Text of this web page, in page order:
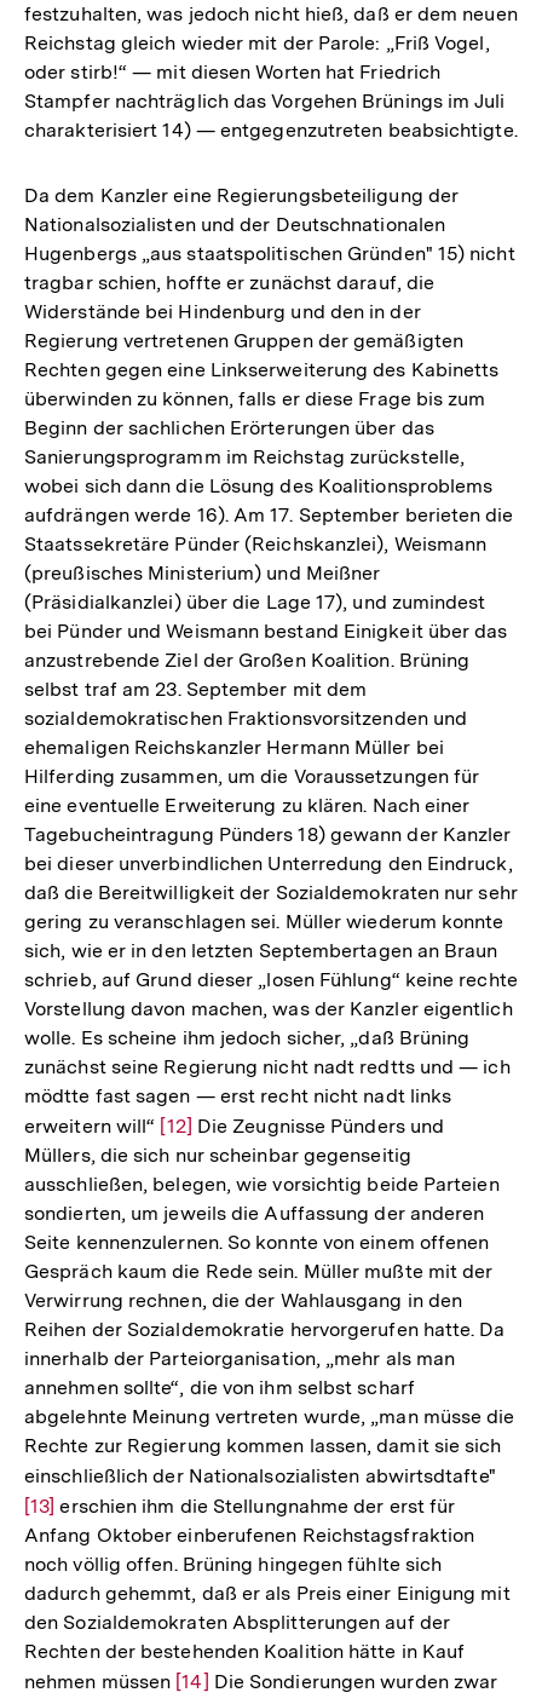
festzuhalten, was jedoch nicht hieß, daß er dem neuen
Reichstag gleich wieder mit der Parole: „Friß Vogel,
oder stirb!“ — mit diesen Worten hat Friedrich
Stampfer nachträglich das Vorgehen Brünings im Juli
charakterisiert 14) — entgegenzutreten beabsichtigte.
Da dem Kanzler eine Regierungsbeteiligung der
Nationalsozialisten und der Deutschnationalen
Hugenbergs „aus staatspolitischen Gründen" 15) nicht
tragbar schien, hoffte er zunächst darauf, die
Widerstände bei Hindenburg und den in der
Regierung vertretenen Gruppen der gemäßigten
Rechten gegen eine Linkserweiterung des Kabinetts
überwinden zu können, falls er diese Frage bis zum
Beginn der sachlichen Erörterungen über das
Sanierungsprogramm im Reichstag zurückstelle,
wobei sich dann die Lösung des Koalitionsproblems
aufdrängen werde 16). Am 17. September berieten die
Staatssekretäre Pünder (Reichskanzlei), Weismann
(preußisches Ministerium) und Meißner
(Präsidialkanzlei) über die Lage 17), und zumindest
bei Pünder und Weismann bestand Einigkeit über das
anzustrebende Ziel der Großen Koalition. Brüning
selbst traf am 23. September mit dem
sozialdemokratischen Fraktionsvorsitzenden und
ehemaligen Reichskanzler Hermann Müller bei
Hilferding zusammen, um die Voraussetzungen für
eine eventuelle Erweiterung zu klären. Nach einer
Tagebucheintragung Pünders 18) gewann der Kanzler
bei dieser unverbindlichen Unterredung den Eindruck,
daß die Bereitwilligkeit der Sozialdemokraten nur sehr
gering zu veranschlagen sei. Müller wiederum konnte
sich, wie er in den letzten Septembertagen an Braun
schrieb, auf Grund dieser „losen Fühlung“ keine rechte
Vorstellung davon machen, was der Kanzler eigentlich
wolle. Es scheine ihm jedoch sicher, „daß Brüning
zunächst seine Regierung nicht nadt redtts und — ich
mödtte fast sagen — erst recht nicht nadt links
erweitern will“ Zur
Auflösung
der
Fußnote
[12] Die Zeugnisse Pünders und
Müllers, die sich nur scheinbar gegenseitig
ausschließen, belegen, wie vorsichtig beide Parteien
sondierten, um jeweils die Auffassung der anderen
Seite kennenzulernen. So konnte von einem offenen
Gespräch kaum die Rede sein. Müller mußte mit der
Verwirrung rechnen, die der Wahlausgang in den
Reihen der Sozialdemokratie hervorgerufen hatte. Da
innerhalb der Parteiorganisation, „mehr als man
annehmen sollte“, die von ihm selbst scharf
abgelehnte Meinung vertreten wurde, „man müsse die
Rechte zur Regierung kommen lassen, damit sie sich
einschließlich der Nationalsozialisten abwirtsdtafte"
[13] erschien ihm die Stellungnahme der erst für
Anfang Oktober einberufenen Reichstagsfraktion
noch völlig offen. Brüning hingegen fühlte sich
dadurch gehemmt, daß er als Preis einer Einigung mit
den Sozialdemokraten Absplitterungen auf der
Rechten der bestehenden Koalition hätte in Kauf
nehmen müssen Zur
[14] Die Sondierungen wurden zwar